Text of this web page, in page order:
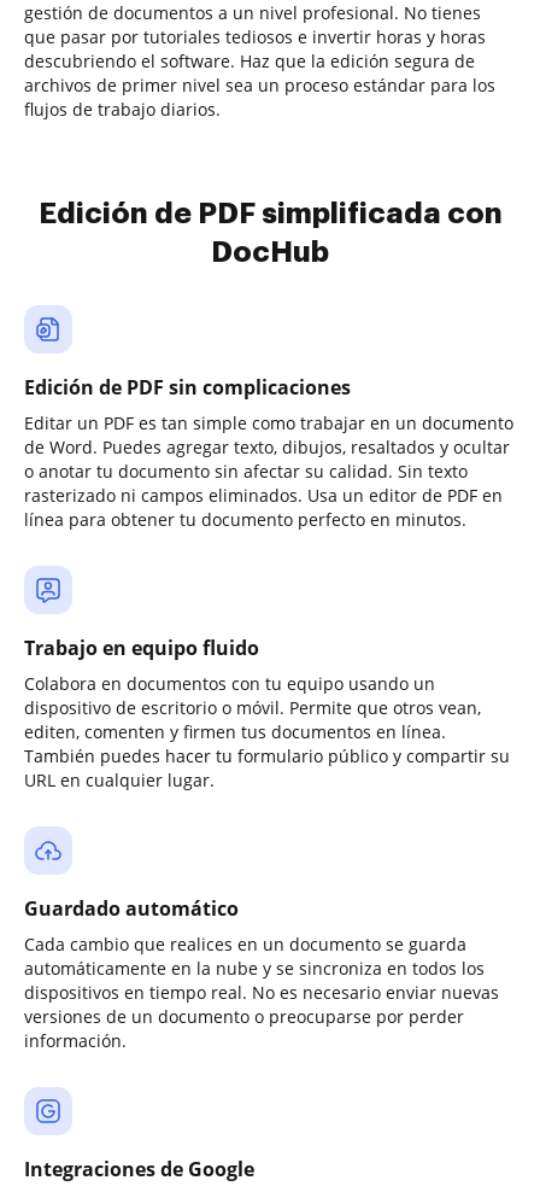
gestión de documentos a un nivel profesional. No tienes
que pasar por tutoriales tediosos e invertir horas y horas
descubriendo el software. Haz que la edición segura de
archivos de primer nivel sea un proceso estándar para los
flujos de trabajo diarios.
Edición de PDF simplificada con
DocHub
Edición de PDF sin complicaciones
Editar un PDF es tan simple como trabajar en un documento
de Word. Puedes agregar texto, dibujos, resaltados y ocultar
o anotar tu documento sin afectar su calidad. Sin texto
rasterizado ni campos eliminados. Usa un editor de PDF en
línea para obtener tu documento perfecto en minutos.
Trabajo en equipo fluido
Colabora en documentos con tu equipo usando un
dispositivo de escritorio o móvil. Permite que otros vean,
editen, comenten y firmen tus documentos en línea.
También puedes hacer tu formulario público y compartir su
URL en cualquier lugar.
Guardado automático
Cada cambio que realices en un documento se guarda
automáticamente en la nube y se sincroniza en todos los
dispositivos en tiempo real. No es necesario enviar nuevas
versiones de un documento o preocuparse por perder
información.
Integraciones de Google